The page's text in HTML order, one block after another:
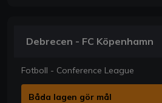
Debrecen - FC Köpenhamn
Fotboll - Conference League
Båda lagen gör mål